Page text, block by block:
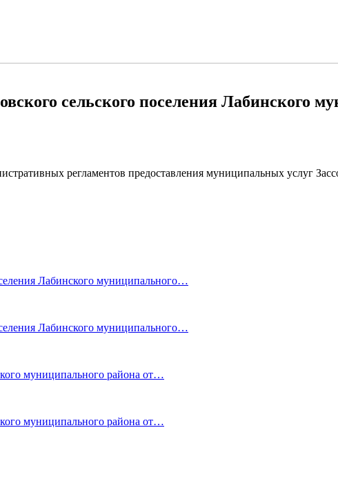
сельского поселения Лабинского
регламентов предоставления муниципальных услуг
Лабинского муниципального…
Лабинского муниципального…
муниципального района от…
муниципального района от…